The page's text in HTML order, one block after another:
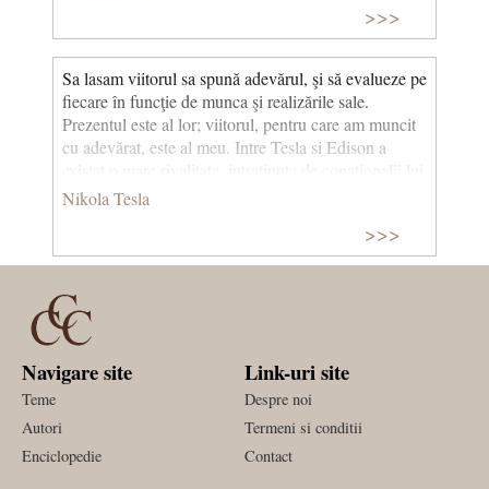
>>>
Sa lasam viitorul sa spună adevărul, şi să evalueze pe
fiecare în funcţie de munca şi realizările sale.
Prezentul este al lor; viitorul, pentru care am muncit
cu adevărat, este al meu. Intre Tesla si Edison a
Edison. Amandoi fiind inventatori, sustinatorii lui
aceea, Tesla a fost in mod constant nedreptatit in
timpul vietii, multe dintre inventiile sale fiindu-i
Nikola Tesla
>>>
Navigare site
Teme
Autori
Enciclopedie
Link-uri site
Despre noi
Termeni si conditii
Contact